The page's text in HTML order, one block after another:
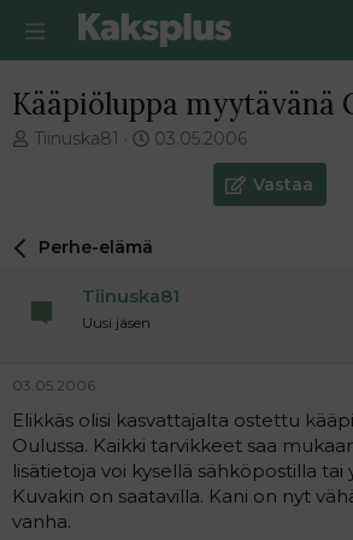
Kääpiöluppa myytävänä
V
e
t
n
a
o
i
t
t
Tiinuska81
E
i
i
e
s
t
i
03.05.2006
Vastaa
Perhe-elämä
Tiinuska81
Uusi jäsen
03.05.2006
Elikkäs olisi kasvattajalta ostettu
Oulussa. Kaikki tarvikkeet saa
lisätietoja voi kysellä sähköpostilla tai
Kuvakin on saatavilla. Kani on nyt
vanha.